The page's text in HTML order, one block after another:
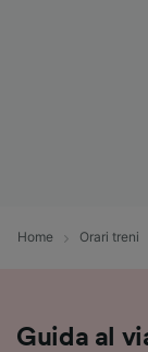
Home Orari treni
Guida al